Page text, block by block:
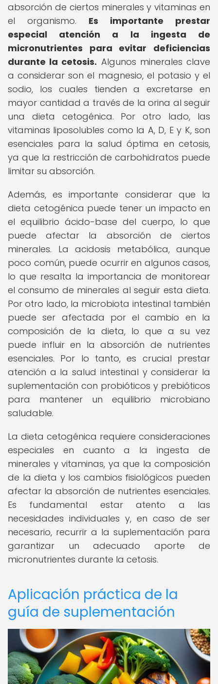
absorción de ciertos minerales y vitaminas en
el organismo. Es importante prestar
especial atención a la ingesta de
micronutrientes para evitar deficiencias
durante la cetosis. Algunos minerales clave
a considerar son el magnesio, el potasio y el
sodio, los cuales tienden a excretarse en
mayor cantidad a través de la orina al seguir
una dieta cetogénica. Por otro lado, las
vitaminas liposolubles como la A, D, E y K, son
esenciales para la salud óptima en cetosis,
ya que la restricción de carbohidratos puede
limitar su absorción.
Además, es importante considerar que la
dieta cetogénica puede tener un impacto en
el equilibrio ácido-base del cuerpo, lo que
puede afectar la absorción de ciertos
minerales. La acidosis metabólica, aunque
poco común, puede ocurrir en algunos casos,
lo que resalta la importancia de monitorear
el consumo de minerales al seguir esta dieta.
Por otro lado, la microbiota intestinal también
puede ser afectada por el cambio en la
composición de la dieta, lo que a su vez
puede influir en la absorción de nutrientes
esenciales. Por lo tanto, es crucial prestar
atención a la salud intestinal y considerar la
suplementación con probióticos y prebióticos
para mantener un equilibrio microbiano
saludable.
La dieta cetogénica requiere consideraciones
especiales en cuanto a la ingesta de
minerales y vitaminas, ya que la composición
de la dieta y los cambios fisiológicos pueden
afectar la absorción de nutrientes esenciales.
Es fundamental estar atento a las
necesidades individuales y, en caso de ser
necesario, recurrir a la suplementación para
garantizar un adecuado aporte de
micronutrientes durante la cetosis.
Aplicación práctica de la
guía de suplementación